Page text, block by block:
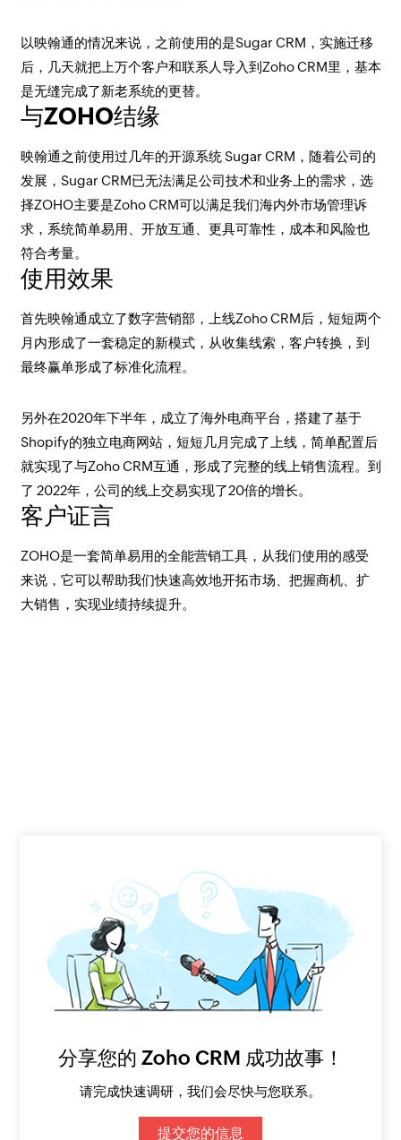
以映翰通的情况来说，之前使用的是Sugar CRM，实施迁移
后，几天就把上万个客户和联系人导入到Zoho CRM里，基本
是无缝完成了新老系统的更替。
与ZOHO结缘
映翰通之前使用过几年的开源系统 Sugar CRM，随着公司的
发展，Sugar CRM已无法满足公司技术和业务上的需求，选
择ZOHO主要是Zoho CRM可以满足我们海内外市场管理诉
求，系统简单易用、开放互通、更具可靠性，成本和风险也
符合考量。
使用效果
首先映翰通成立了数字营销部，上线Zoho CRM后，短短两个
月内形成了一套稳定的新模式，从收集线索，客户转换，到
最终赢单形成了标准化流程。
另外在2020年下半年，成立了海外电商平台，搭建了基于
Shopify的独立电商网站，短短几月完成了上线，简单配置后
就实现了与Zoho CRM互通，形成了完整的线上销售流程。到
了 2022年，公司的线上交易实现了20倍的增长。
客户证言
ZOHO是一套简单易用的全能营销工具，从我们使用的感受
来说，它可以帮助我们快速高效地开拓市场、把握商机、扩
大销售，实现业绩持续提升。
分享您的 Zoho CRM 成功故事！
请完成快速调研，我们会尽快与您联系。
提交您的信息